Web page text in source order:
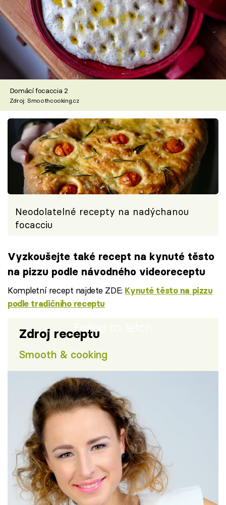
Domácí focaccia 2
Zdroj: Smoothcooking.cz
Neodolatelné recepty na nadýchanou
focacciu
Vyzkoušejte také recept na kynuté těsto
na pizzu podle návodného videoreceptu
Kompletní recept najdete ZDE: Kynuté těsto na pizzu
podle tradičního receptu
Failed to fetch
Zdroj receptu
Smooth & cooking